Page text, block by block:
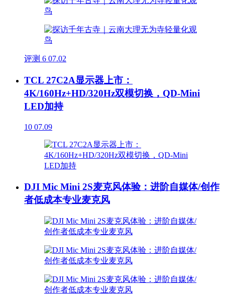
评测 6 07.02
TCL 27C2A显示器上市：
4K/160Hz+HD/320Hz双模切换，QD-Mini
LED加持
10 07.09
DJI Mic Mini 2S麦克风体验：进阶自媒体/创作
者低成本专业麦克风